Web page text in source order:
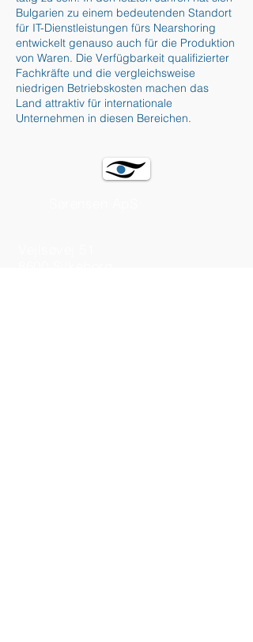
Bulgarien zu einem bedeutenden Standort
für IT-Dienstleistungen fürs Nearshoring
entwickelt genauso auch für die Produktion
von Waren. Die Verfügbarkeit qualifizierter
Fachkräfte und die vergleichsweise
niedrigen Betriebskosten machen das
Land attraktiv für internationale
Unternehmen in diesen Bereichen.